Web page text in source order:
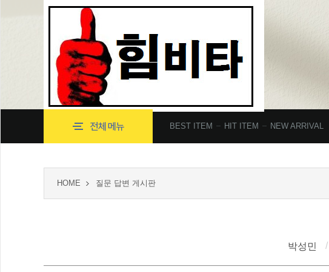
BEST ITEM HIT ITEM NEW ARRIVAL
HOME 질문 답변 게시판
박성민 /